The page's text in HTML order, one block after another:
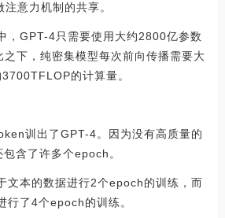
意力机制的共享。
，GPT-4只需要使用大约2800亿参数
下，纯密集模型每次前向传播需要大
的计算量。
训出了GPT-4。因为没有高质量的
含了许多个epoch。
文本的数据进行2个epoch的训练，而
行了4个epoch的训练。